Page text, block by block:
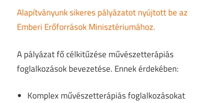
Alapítványunk sikeres pályázatot nyújtott be az
Emberi Erőforrások Minisztériumához.
A pályázat fő célkitűzése művészetterápiás
foglalkozások bevezetése. Ennek érdekében:
Komplex művészetterápiás foglalkozásokat